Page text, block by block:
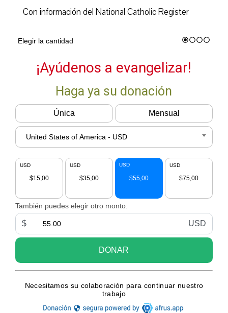
Con información del National Catholic Register